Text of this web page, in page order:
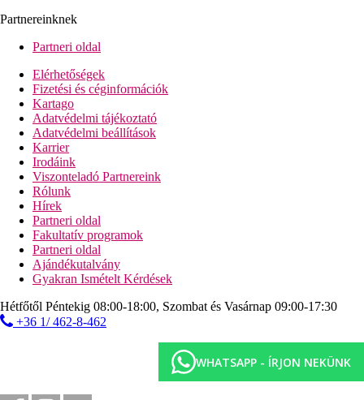
Partnereinknek
Partneri oldal
Elérhetőségek
Fizetési és céginformációk
Kartago
Adatvédelmi tájékoztató
Adatvédelmi beállítások
Karrier
Irodáink
Viszonteladó Partnereink
Rólunk
Hírek
Partneri oldal
Fakultatív programok
Partneri oldal
Ajándékutalvány
Gyakran Ismételt Kérdések
Hétfőtől Péntekig 08:00-18:00, Szombat és Vasárnap 09:00-17:30
+36 1/ 462-8-462
WHATSAPP - ÍRJON NEKÜNK